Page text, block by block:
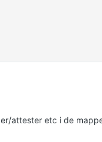
attester etc i de